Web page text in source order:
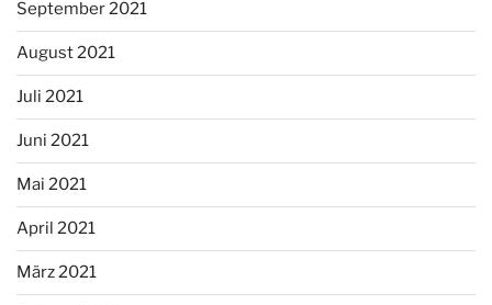
September 2021
August 2021
Juli 2021
Juni 2021
Mai 2021
April 2021
März 2021